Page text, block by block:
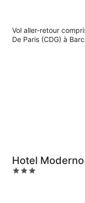
Vol aller-retour
De Paris (CDG) à
Hotel
3